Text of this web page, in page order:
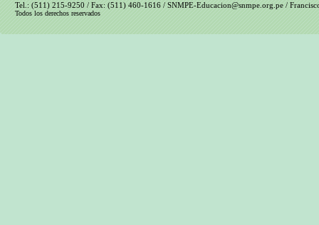
Tel.: (511) 215-9250 / Fax: (511) 460-1616 / SNMPE-Educacion@snmpe.org.pe /
Todos los derechos reservados